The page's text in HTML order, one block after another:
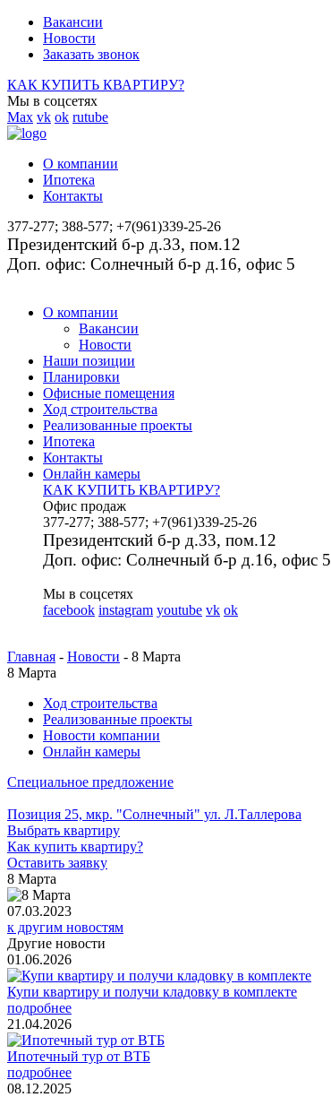
Вакансии
Новости
Заказать звонок
КАК КУПИТЬ КВАРТИРУ?
Мы в соцсетях
Max vk ok rutube
О компании
Ипотека
Контакты
377-277; 388-577; +7(961)339-25-26
Президентский б-р д.33, пом.12
Доп. офис: Солнечный б-р д.16, офис 5
О компании
Вакансии
Новости
Наши позиции
Планировки
Офисные помещения
Ход строительства
Реализованные проекты
Ипотека
Контакты
Онлайн камеры
КАК КУПИТЬ КВАРТИРУ?
Офис продаж
377-277; 388-577; +7(961)339-25-26
Президентский б-р д.33, пом.12
Доп. офис: Солнечный б-р д.16, офис 5
Мы в соцсетях
facebook instagram youtube vk ok
Главная - Новости - 8 Марта
8 Марта
Ход строительства
Реализованные проекты
Новости компании
Онлайн камеры
Специальное предложение
Позиция 25, мкр. "Солнечный" ул. Л.Таллерова
Выбрать квартиру
Как купить квартиру?
Оставить заявку
8 Марта
07.03.2023
к другим новостям
Другие новости
01.06.2026
Купи квартиру и получи кладовку в комплекте
подробнее
21.04.2026
Ипотечный тур от ВТБ
подробнее
08.12.2025